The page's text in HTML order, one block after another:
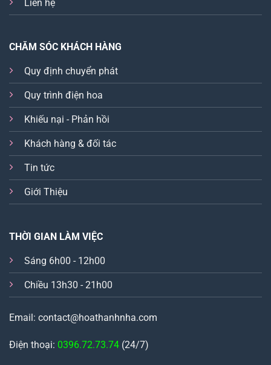
Liên hệ
CHĂM SÓC KHÁCH HÀNG
Quy định chuyển phát
Quy trình điện hoa
Khiếu nại - Phản hồi
Khách hàng & đối tác
Tin tức
Giới Thiệu
THỜI GIAN LÀM VIỆC
Sáng 6h00 - 12h00
Chiều 13h30 - 21h00
Email: contact@hoathanhnha.com
Điện thoại: 0396.72.73.74 (24/7)